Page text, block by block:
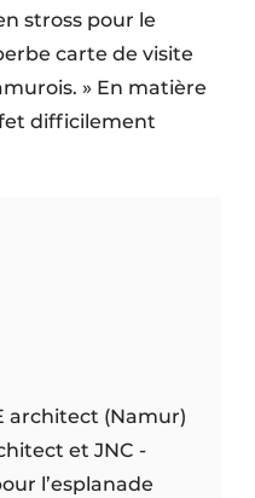
stross pour le
carte de visite
» En matière
difficilement
architect (Namur)
et JNC
l’esplanade